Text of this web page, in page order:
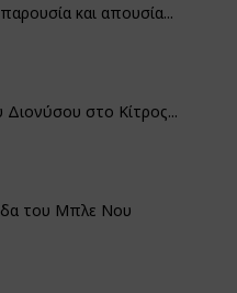
και απουσία...
Διονύσου στο Κίτρος...
του Μπλε Νου